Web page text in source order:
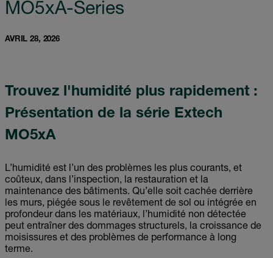
MO5xA-Series
AVRIL 28, 2026
Trouvez l'humidité plus rapidement :
Présentation de la série Extech
MO5xA
L’humidité est l’un des problèmes les plus courants, et
coûteux, dans l’inspection, la restauration et la
maintenance des bâtiments. Qu’elle soit cachée derrière
les murs, piégée sous le revêtement de sol ou intégrée en
profondeur dans les matériaux, l’humidité non détectée
peut entraîner des dommages structurels, la croissance de
moisissures et des problèmes de performance à long
terme.